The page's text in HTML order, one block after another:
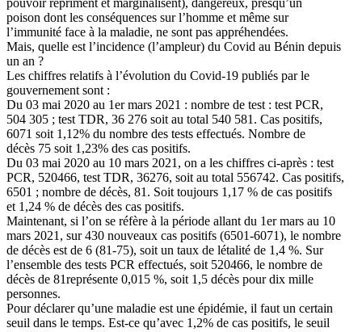
pouvoir répriment et marginalisent), dangereux, presqu’un
poison dont les conséquences sur l’homme et même sur
l’immunité face à la maladie, ne sont pas appréhendées.
Mais, quelle est l’incidence (l’ampleur) du Covid au Bénin depuis
un an ?
Les chiffres relatifs à l’évolution du Covid-19 publiés par le
gouvernement sont :
Du 03 mai 2020 au 1er mars 2021 : nombre de test : test PCR,
504 305 ; test TDR, 36 276 soit au total 540 581. Cas positifs,
6071 soit 1,12% du nombre des tests effectués. Nombre de
décès 75 soit 1,23% des cas positifs.
Du 03 mai 2020 au 10 mars 2021, on a les chiffres ci-après : test
PCR, 520466, test TDR, 36276, soit au total 556742. Cas positifs,
6501 ; nombre de décès, 81. Soit toujours 1,17 % de cas positifs
et 1,24 % de décès des cas positifs.
Maintenant, si l’on se réfère à la période allant du 1er mars au 10
mars 2021, sur 430 nouveaux cas positifs (6501-6071), le nombre
de décès est de 6 (81-75), soit un taux de létalité de 1,4 %. Sur
l’ensemble des tests PCR effectués, soit 520466, le nombre de
décès de 81représente 0,015 %, soit 1,5 décès pour dix mille
personnes.
Pour déclarer qu’une maladie est une épidémie, il faut un certain
seuil dans le temps. Est-ce qu’avec 1,2% de cas positifs, le seuil